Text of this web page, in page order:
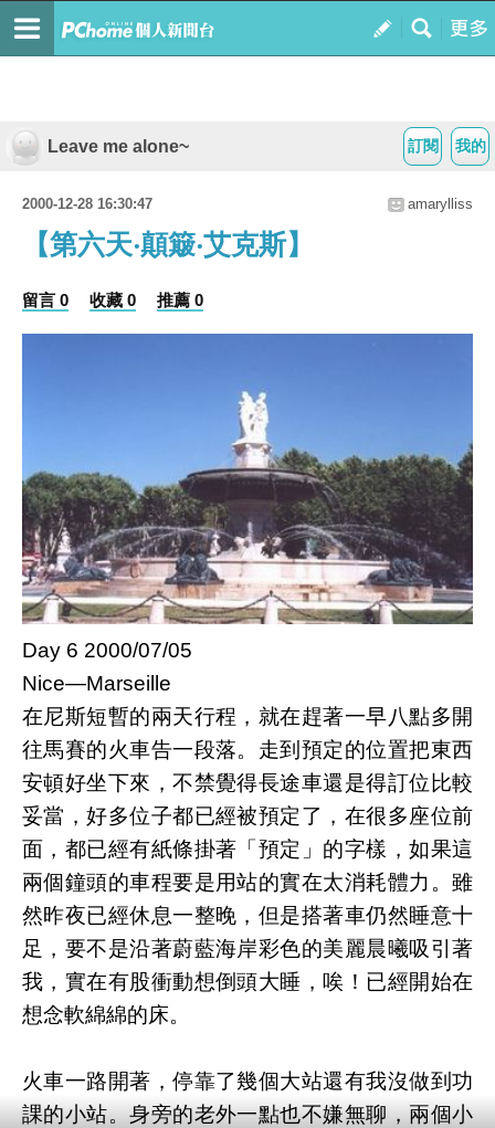
我的
訂閱
Leave me alone~
2000-12-28 16:30:47 amarylliss
【第六天‧顛簸‧艾克斯】
留言 0 收藏 0 推薦 0
Day 6 2000/07/05
Nice—Marseille
在尼斯短暫的兩天行程，就在趕著一早八點多開
往馬賽的火車告一段落。走到預定的位置把東西
安頓好坐下來，不禁覺得長途車還是得訂位比較
妥當，好多位子都已經被預定了，在很多座位前
面，都已經有紙條掛著「預定」的字樣，如果這
兩個鐘頭的車程要是用站的實在太消耗體力。雖
然昨夜已經休息一整晚，但是搭著車仍然睡意十
足，要不是沿著蔚藍海岸彩色的美麗晨曦吸引著
我，實在有股衝動想倒頭大睡，唉！已經開始在
想念軟綿綿的床。
火車一路開著，停靠了幾個大站還有我沒做到功
課的小站。身旁的老外一點也不嫌無聊，兩個小